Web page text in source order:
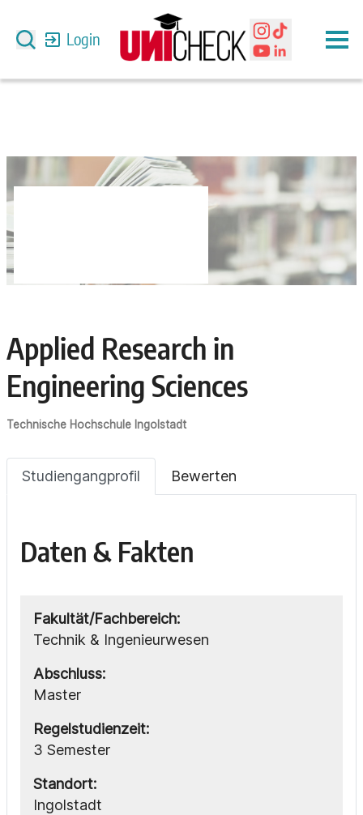
Login
Applied Research in
Engineering Sciences
Technische Hochschule Ingolstadt
Studiengangprofil Bewerten
Daten & Fakten
Fakultät/Fachbereich:
Technik & Ingenieurwesen
Abschluss:
Master
Regelstudienzeit:
3 Semester
Standort:
Ingolstadt